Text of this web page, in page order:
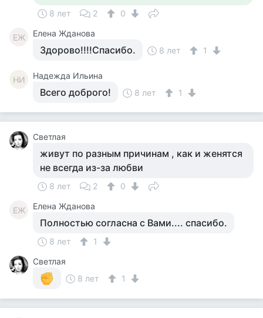
8 лет 2 0
ЕЖ Елена Жданова
Здорово!!!!Спасибо. 8 лет 1
НИ Надежда Ильина
Всего доброго! 8 лет 1
Светлая
живут по разным причинам , как и женятся
не всегда из-за любви
8 лет 2 0
ЕЖ Елена Жданова
Полностью согласна с Вами.... спасибо.
8 лет
1
Светлая
8 лет
1